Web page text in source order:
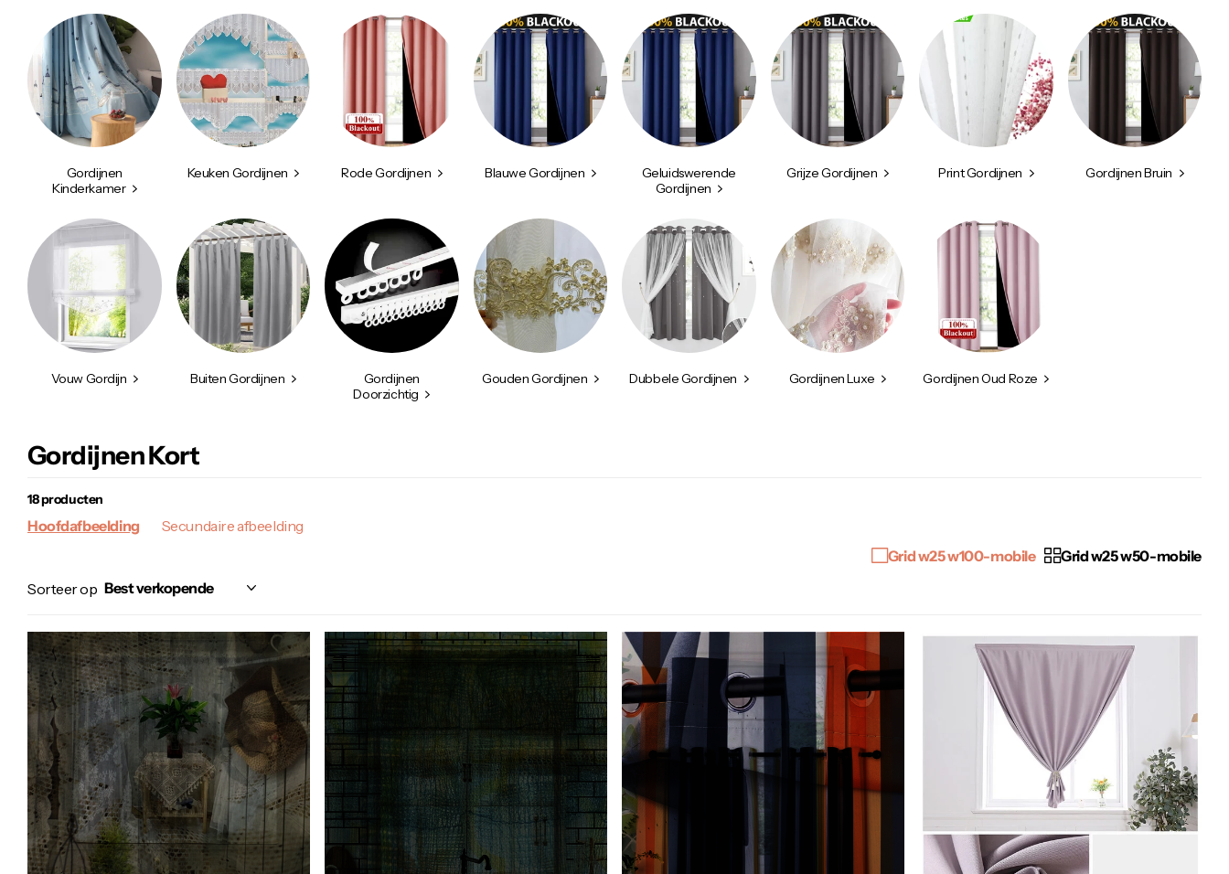
Gordijnen
Kinderkamer
Keuken Gordijnen Rode Gordijnen Blauwe Gordijnen
Geluidswerende
Gordijnen
Grijze Gordijnen Print Gordijnen Gordijnen Bruin
Vouw Gordijn Buiten Gordijnen
Gordijnen
Doorzichtig
Gouden Gordijnen Dubbele Gordijnen Gordijnen Luxe Gordijnen Oud Roze
Gordijnen Kort
18 producten
Hoofdafbeelding
Secundaire afbeelding
Grid w25 w100-mobile
Grid w25 w50-mobile
Sorteer op